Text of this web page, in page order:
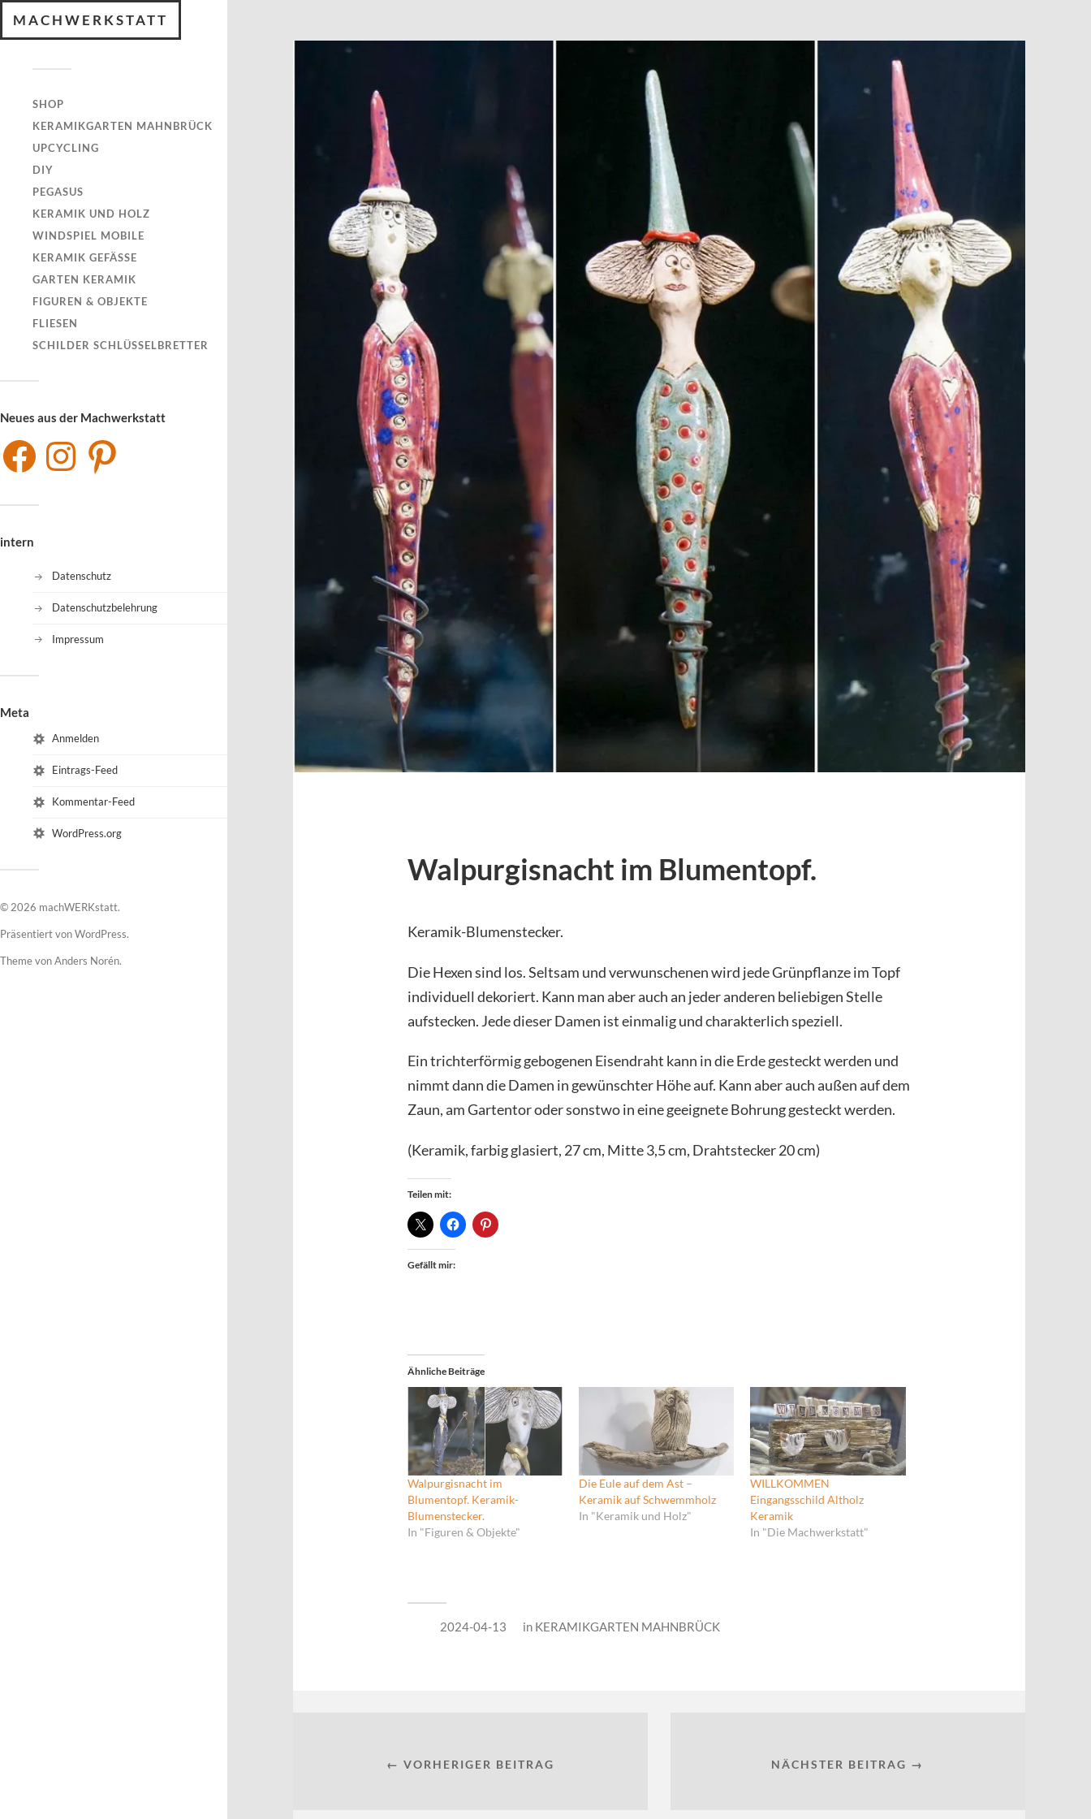
MACHWERKSTATT
SHOP
KERAMIKGARTEN MAHNBRÜCK
UPCYCLING
DIY
PEGASUS
KERAMIK UND HOLZ
WINDSPIEL MOBILE
KERAMIK GEFÄSSE
GARTEN KERAMIK
FIGUREN & OBJEKTE
FLIESEN
SCHILDER SCHLÜSSELBRETTER
Neues aus der Machwerkstatt
intern
Datenschutz
Datenschutzbelehrung
Impressum
Meta
Anmelden
Eintrags-Feed
Kommentar-Feed
WordPress.org
© 2026 machWERKstatt.
Präsentiert vonWordPress.
Theme vonAnders Norén.
Walpurgisnacht im Blumentopf.
Keramik-Blumenstecker.
Die Hexen sind los. Seltsam und verwunschenen wird jede Grünpflanze im Topf
individuell dekoriert. Kann man aber auch an jeder anderen beliebigen Stelle
aufstecken. Jede dieser Damen ist einmalig und charakterlich speziell.
Ein trichterförmig gebogenen Eisendraht kann in die Erde gesteckt werden und
nimmt dann die Damen in gewünschter Höhe auf. Kann aber auch außen auf dem
Zaun, am Gartentor oder sonstwo in eine geeigneteBohrung gesteckt werden.
(Keramik, farbig glasiert, 27 cm, Mitte 3,5 cm, Drahtstecker 20 cm)
Teilen mit:
Gefällt mir:
Ähnliche Beiträge
Walpurgisnacht im
Blumentopf. Keramik-
Blumenstecker.
In "Figuren & Objekte"
Die Eule auf dem Ast –
Keramik auf Schwemmholz
In "Keramik und Holz"
WILLKOMMEN
Eingangsschild Altholz
Keramik
In "Die Machwerkstatt"
2024-04-13 in KERAMIKGARTEN MAHNBRÜCK
← VORHERIGER BEITRAG NÄCHSTER BEITRAG →